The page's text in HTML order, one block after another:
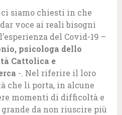
siamo chiesti in che
voce ai reali bisogni
del Covid-19 –
psicologa dello
Cattolica e
-. Nel riferire il loro
che li porta, in alcune
momenti di difficoltà e
da non riuscire più